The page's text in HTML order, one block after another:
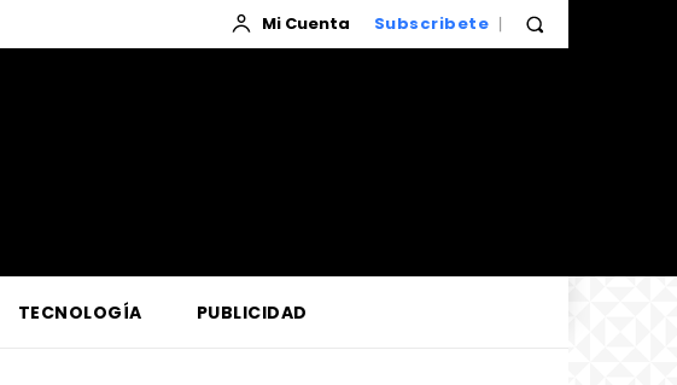
Mi Cuenta Subscribete
TECNOLOGÍA PUBLICIDAD